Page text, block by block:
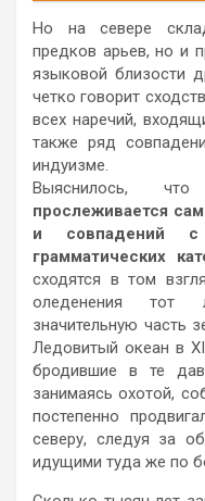
Но на севере
предков арьев, но и
языковой близости
четко говорит
всех наречий,
также ряд
индуизме.
Выяснилось,
прослеживается
и совпадений
грамматических
сходятся в том
оледенения тот
значительную часть
Ледовитый океан в
бродившие в те
занимаясь охотой,
постепенно
северу, следуя за
идущими туда же по